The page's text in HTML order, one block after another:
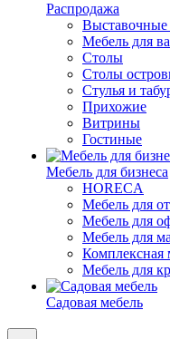
Распродажа
Выставочные
Мебель для
Столы
Столы
Стулья и
Прихожие
Витрины
Гостиные
Мебель для бизнеса
HORECA
Мебель для
Мебель для
Мебель для
Комплексная
Мебель для
Садовая мебель